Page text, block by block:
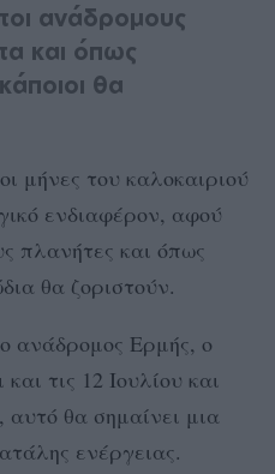
ανάδρομους
και όπως
θα
μήνες του καλοκαιριού
ενδιαφέρον, αφού
πλανήτες και όπως
θα ζοριστούν.
ο ανάδρομος Ερμής, ο
τις 12 Ιουλίου και
θα σημαίνει μια
ενέργειας.